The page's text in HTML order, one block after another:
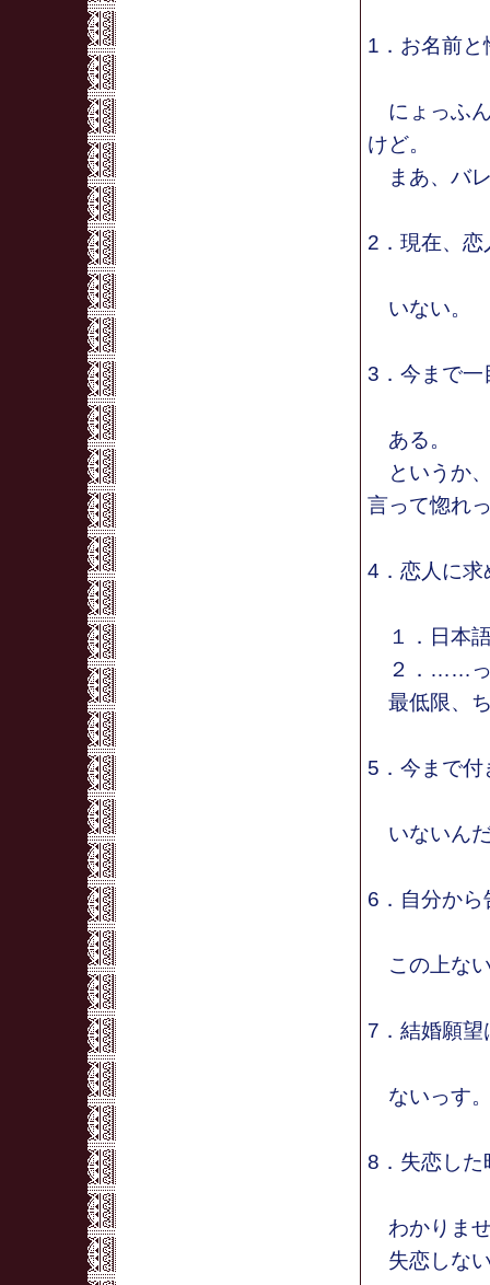
1．お名前
にょっふ
けど。
まあ、バ
2．現在、
いない。
3．今まで一
ある。
というか
言って惚れ
4．恋人に求
１．日本
２．……っ
最低限、
5．今まで
いないん
6．自分か
この上な
7．結婚願
ないっす
8．失恋した
わかりま
失恋しな